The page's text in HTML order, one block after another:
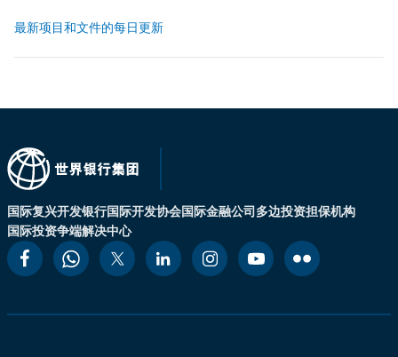
最新项目和文件的每日更新
国际复兴开发银行国际开发协会国际金融公司多边投资担保机构
国际投资争端解决中心